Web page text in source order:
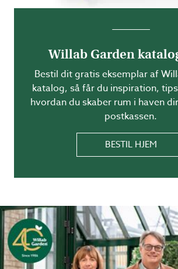
Willab Garden
Bestil dit gratis eksemplar af
katalog, så får du inspiration,
hvordan du skaber rum i haven
postkassen.
BESTIL HJEM